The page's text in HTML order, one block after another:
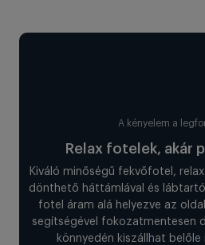
A kényelem a
Relax fotelek, akár
Kiváló minőségű fekvőfotel,
dönthető háttámlával és
fotel áram alá helyezve az
segítségével fokozatmentesen
könnyedén kiszállhat